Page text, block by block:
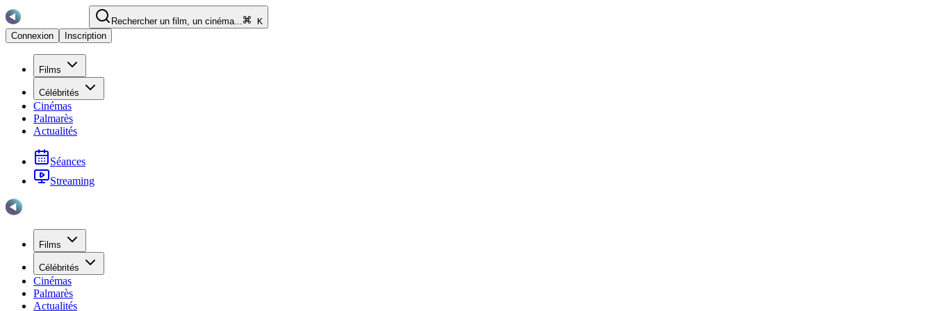
Rechercher un film, un cinéma...
K
Connexion
Inscription
Films
Célébrités
Cinémas
Palmarès
Actualités
Séances
Streaming
Films
Célébrités
Cinémas
Palmarès
Actualités